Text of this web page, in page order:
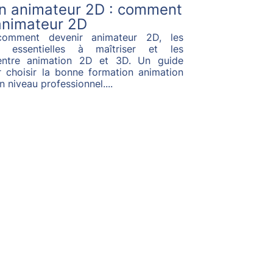
animateur 2D : comment
2D
devenir animateur 2D, les
essentielles à maîtriser et les
animation 2D et 3D. Un guide
choisir la bonne formation animation
niveau professionnel....